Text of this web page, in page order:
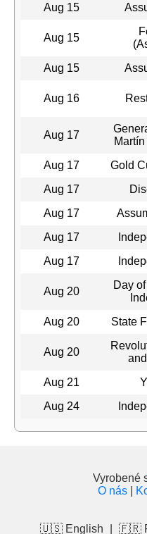
Aug 15
Aug 15
Aug 15
Aug 16
Aug 17
Aug 17 Gold
Aug 17
Aug 17
Aug 17
Aug 17
Aug 20
Day
Aug 20 State
Aug 20
Aug 21
Aug 24
Vyrobené
O nás
🇺🇸 English 🇫🇷